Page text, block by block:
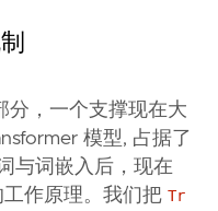
分，一个支撑现在大
模型, 占据了
与词嵌入后，现在
作原理。我们把 Tr